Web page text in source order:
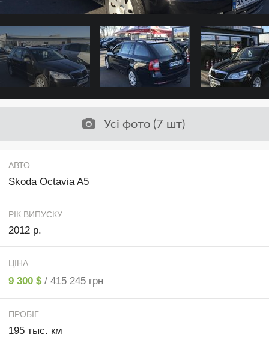
Усі фото (7 шт)
АВТО
Skoda Octavia A5
РІК ВИПУСКУ
2012 р.
ЦІНА
9 300 $ / 415 245 грн
ПРОБІГ
195 тыс. км